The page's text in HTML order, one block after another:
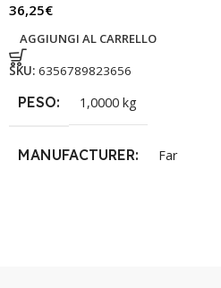
36,25€
AGGIUNGI AL CARRELLO
SKU: 6356789823656
PESO 1,0000 kg
MANUFACTURER Far